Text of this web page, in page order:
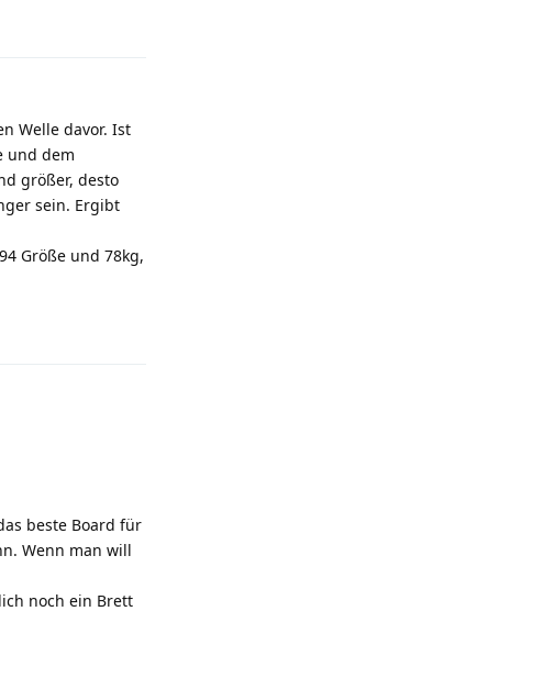
Welle davor. Ist
und dem
größer, desto
sein. Ergibt
Größe und 78kg,
beste Board für
Wenn man will
noch ein Brett